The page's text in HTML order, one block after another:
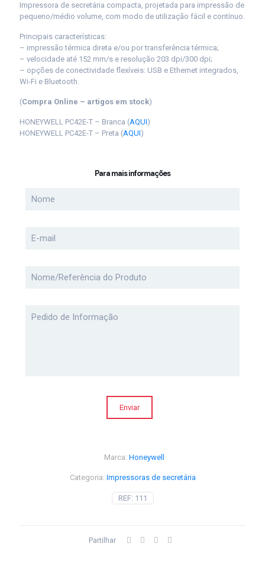
Impressora de secretária compacta, projetada para impressão de
pequeno/médio volume, com modo de utilização fácil e contínuo.
Principais características:
– impressão térmica direta e/ou por transferência térmica;
– velocidade até 152 mm/s e resolução 203 dpi/300 dpi;
– opções de conectividade flexíveis: USB e Ethernet integrados,
Wi-Fi e Bluetooth.
(Compra Online – artigos em stock)
HONEYWELL PC42E-T – Branca (AQUI)
HONEYWELL PC42E-T – Preta (AQUI)
Para mais informações
REF: 111
Categoria: Impressoras de secretária
Marca: Honeywell
Partilhar